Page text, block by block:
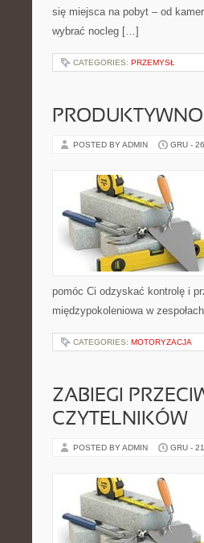
się miejsca na pobyt – od
wybrać nocleg […]
CATEGORIES: PRZEMYSŁ
POSTED BY ADMIN GRU -
pomóc Ci odzyskać kontrolę i
międzypokoleniowa w
CATEGORIES: MOTORYZACJA
ZABIEGI
CZYTELNIKÓW
POSTED BY ADMIN GRU -